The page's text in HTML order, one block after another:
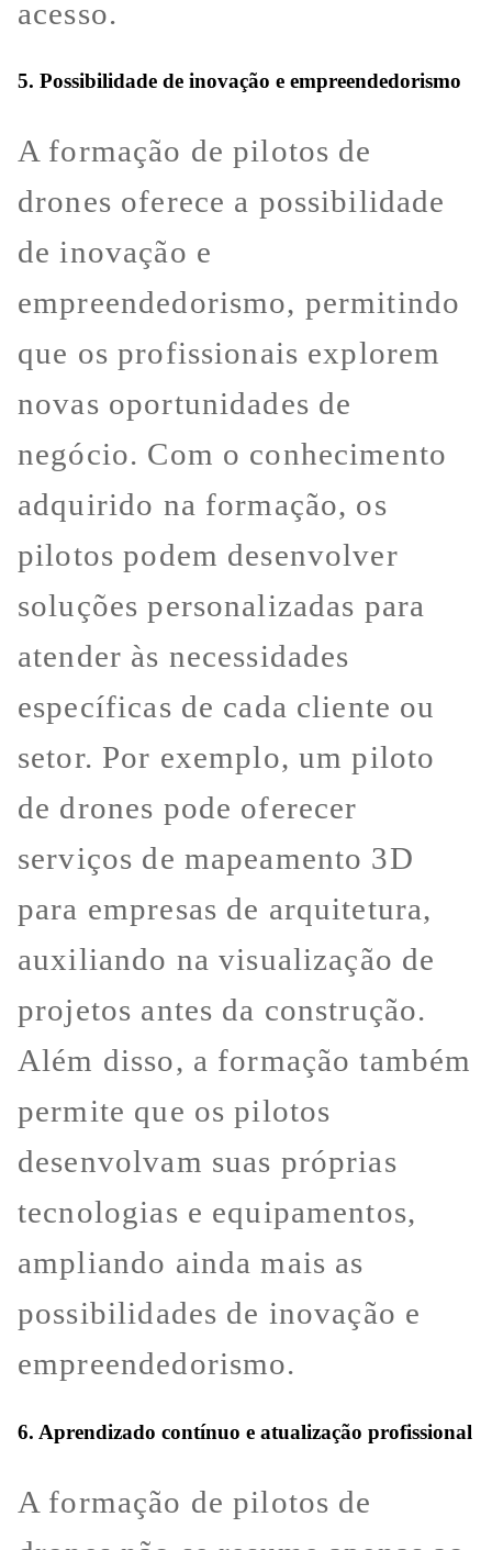
acesso.
5. Possibilidade de inovação e empreendedorismo
A formação de pilotos de
drones oferece a possibilidade
de inovação e
empreendedorismo, permitindo
que os profissionais explorem
novas oportunidades de
negócio. Com o conhecimento
adquirido na formação, os
pilotos podem desenvolver
soluções personalizadas para
atender às necessidades
específicas de cada cliente ou
setor. Por exemplo, um piloto
de drones pode oferecer
serviços de mapeamento 3D
para empresas de arquitetura,
auxiliando na visualização de
projetos antes da construção.
Além disso, a formação também
permite que os pilotos
desenvolvam suas próprias
tecnologias e equipamentos,
ampliando ainda mais as
possibilidades de inovação e
empreendedorismo.
6. Aprendizado contínuo e atualização profissional
A formação de pilotos de